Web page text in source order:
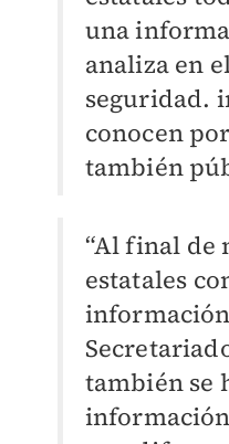
una
analiza en
seguridad.
conocen
también
“Al final de
estatales
también se